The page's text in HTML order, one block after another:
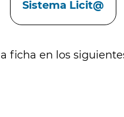
Sistema Licit@
ficha en los